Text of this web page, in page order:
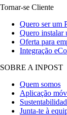
Tornar-se Cliente
Quero ser um
Quero instalar
Oferta para
Integração
SOBRE A INPOST
Quem somos
Aplicação
Junta-te à